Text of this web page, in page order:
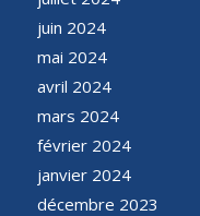
juin 2024
mai 2024
avril 2024
mars 2024
février 2024
janvier 2024
décembre 2023